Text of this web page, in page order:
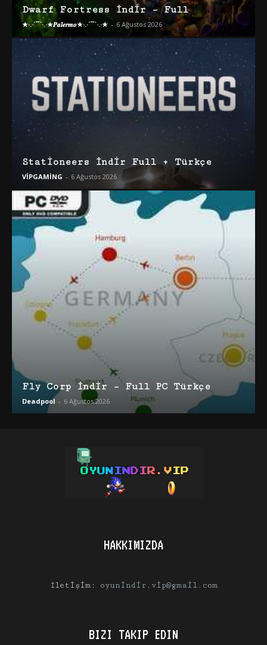
Dwarf Fortress İndir – Full
★·.·´¯`·.·★𝑷𝒂𝒍𝒆𝒓𝒎𝒐★·.·´¯`·.·★ - 6 Ağustos 2026
Stationeers İndir Full + Türkçe
VİPGAMİNG - 6 Ağustos 2026
Fly Corp İndir – Full PC Türkçe
Deadpool - 6 Ağustos 2026
HAKKIMIZDA
İletişim: oyunindir.vip@gmail.com
BIZI TAKIP EDIN